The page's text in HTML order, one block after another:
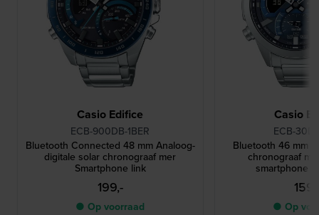
Casio Edifice
ECB-900DB-1BER
Bluetooth Connected 48 mm Analoog-
digitale solar chronograaf mer
Smartphone link
199,-
● Op voorraad
Casio
ECB-
Bluetooth 46 mm
chronograaf
smartphone
● Op